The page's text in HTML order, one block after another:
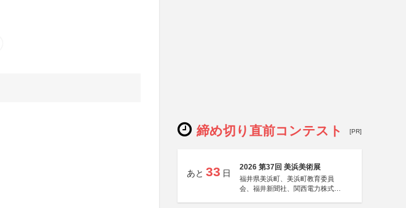
締め切り直前コンテスト [PR]
あと 33 日
2026 第37回 美浜美術展
福井県美浜町、美浜町教育委員
会、福井新聞社、関西電力株式会